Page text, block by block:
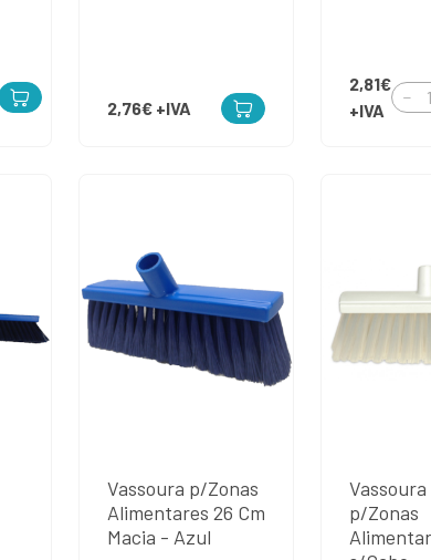
2,76€ +IVA
2,81€
+IVA
Vassoura p/Zonas
Alimentares 26 Cm
Macia - Azul
Vassoura
p/Zonas